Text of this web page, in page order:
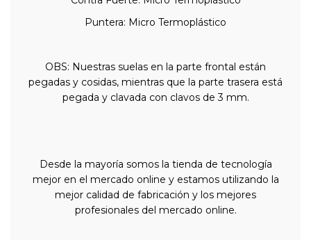
Puntera: Micro Termoplástico
OBS: Nuestras suelas en la parte frontal están
pegadas y cosidas, mientras que la parte trasera está
pegada y clavada con clavos de 3 mm.
Desde la mayoría somos la tienda de tecnología
mejor en el mercado online y estamos utilizando la
mejor calidad de fabricación y los mejores
profesionales del mercado online.